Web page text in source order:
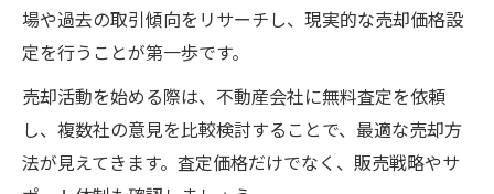
場や過去の取引傾向をリサーチし、現実的な売却価格設
定を行うことが第一歩です。
売却活動を始める際は、不動産会社に無料査定を依頼
し、複数社の意見を比較検討することで、最適な売却方
法が見えてきます。査定価格だけでなく、販売戦略やサ